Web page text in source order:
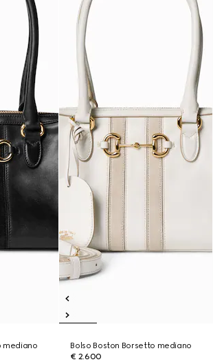
mediano
Bolso Boston Borsetto mediano
€ 2.600